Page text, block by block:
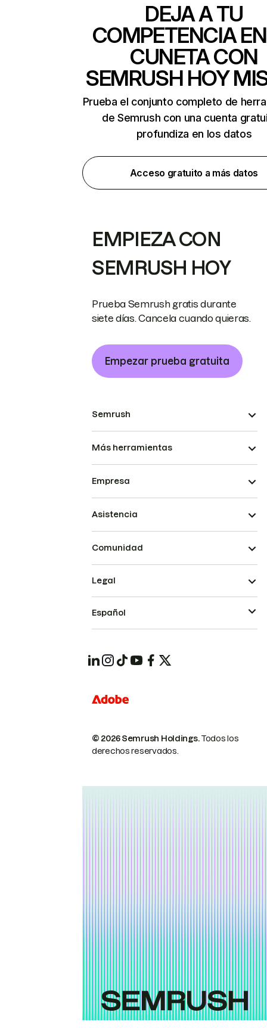
DEJA A TU
COMPETENCIA
CUNETA CON
SEMRUSH HOY
Prueba el conjunto completo de
de Semrush con una cuenta
profundiza en los datos
Acceso gratuito a más datos
EMPIEZA CON
SEMRUSH HOY
Prueba Semrush gratis durante
siete días. Cancela cuando quieras.
Empezar prueba gratuita
Semrush
Más herramientas
Empresa
Asistencia
Comunidad
© 2026 Semrush Holdings.Todos los
derechos reservados.
Legal
Español